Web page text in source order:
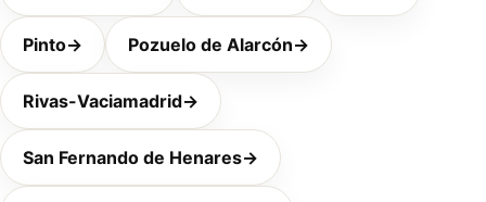
Pinto→ Pozuelo de Alarcón→
Rivas-Vaciamadrid→
San Fernando de Henares→